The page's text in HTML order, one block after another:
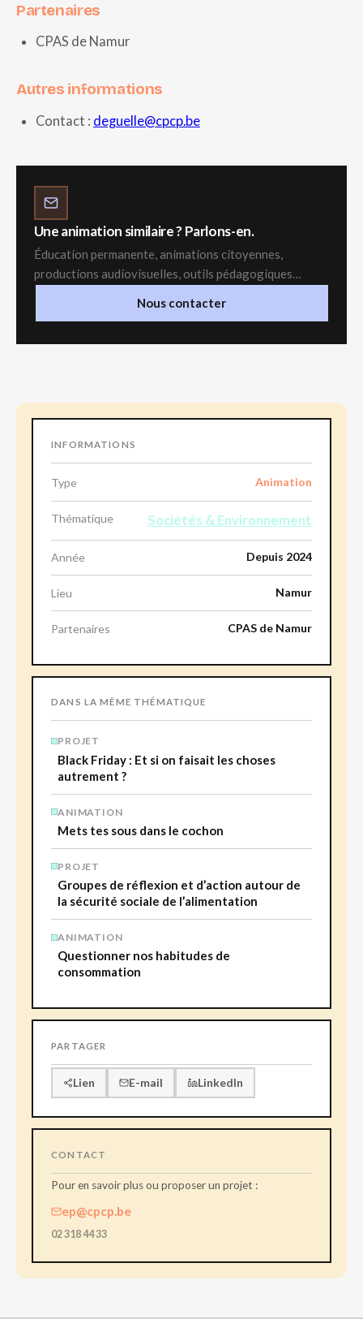
Partenaires
CPAS de Namur
Autres informations
Contact : deguelle@cpcp.be
Une animation similaire ? Parlons-en.
Éducation permanente, animations citoyennes,
productions audiovisuelles, outils pédagogiques…
Nous contacter
INFORMATIONS
Type Animation
Thématique Sociétés & Environnement
Année Depuis 2024
Lieu Namur
Partenaires CPAS de Namur
DANS LA MÊME THÉMATIQUE
PROJET
Black Friday : Et si on faisait les choses
autrement ?
ANIMATION
Mets tes sous dans le cochon
PROJET
Groupes de réflexion et d’action autour de
la sécurité sociale de l’alimentation
ANIMATION
Questionner nos habitudes de
consommation
PARTAGER
Lien E-mail LinkedIn
CONTACT
Pour en savoir plus ou proposer un projet :
ep@cpcp.be
02 318 44 33